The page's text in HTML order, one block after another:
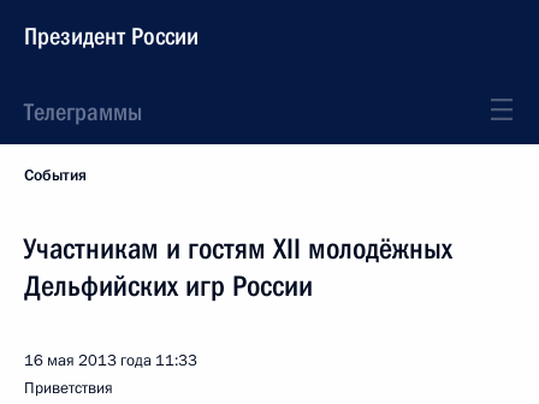
Президент России
Телеграммы
События
Участникам и гостям XII молодёжных
Дельфийских игр России
16 мая 2013 года 11:33
Приветствия